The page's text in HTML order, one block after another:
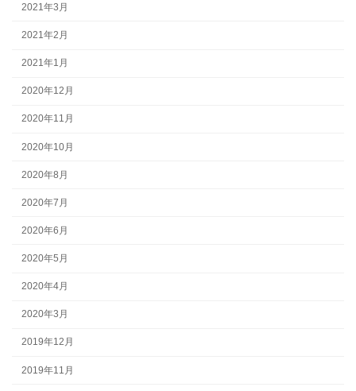
2021年3月
2021年2月
2021年1月
2020年12月
2020年11月
2020年10月
2020年8月
2020年7月
2020年6月
2020年5月
2020年4月
2020年3月
2019年12月
2019年11月